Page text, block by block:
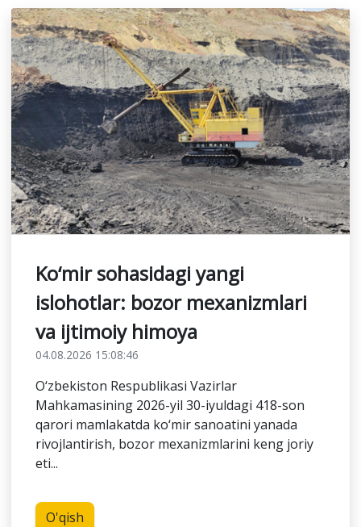
Ko‘mir sohasidagi yangi
islohotlar: bozor mexanizmlari
va ijtimoiy himoya
04.08.2026 15:08:46
O‘zbekiston Respublikasi Vazirlar
Mahkamasining 2026-yil 30-iyuldagi 418-son
qarori mamlakatda ko‘mir sanoatini yanada
rivojlantirish, bozor mexanizmlarini keng joriy
eti...
O'qish